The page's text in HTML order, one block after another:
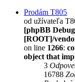
Prodám T805
od užívateľa
[phpBB
[ROOT]/
on line 1266:
object that
3
16788